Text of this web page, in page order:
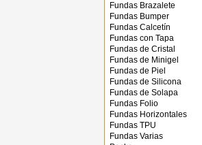
Fundas Brazalete
Fundas Bumper
Fundas Calcetín
Fundas con Tapa
Fundas de Cristal
Fundas de Minigel
Fundas de Piel
Fundas de Silicona
Fundas de Solapa
Fundas Folio
Fundas Horizontales
Fundas TPU
Fundas Varias